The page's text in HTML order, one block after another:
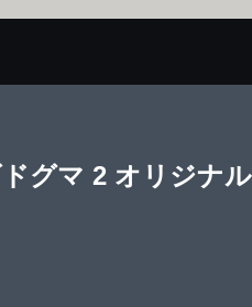
ドグマ 2 オリジナ